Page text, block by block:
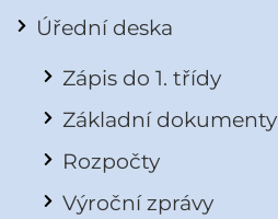
Úřední deska
Zápis do 1. třídy
Základní dokumenty
Rozpočty
Výroční zprávy